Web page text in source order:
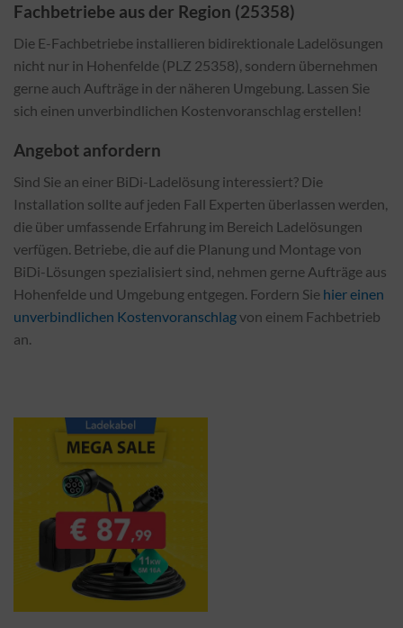
Fachbetriebe aus der Region (25358)
Die E-Fachbetriebe installieren bidirektionale Ladelösungen
nicht nur in Hohenfelde (PLZ 25358), sondern übernehmen
gerne auch Aufträge in der näheren Umgebung. Lassen Sie
sich einen unverbindlichen Kostenvoranschlag erstellen!
Angebot anfordern
Sind Sie an einer BiDi-Ladelösung interessiert? Die
Installation sollte auf jeden Fall Experten überlassen werden,
die über umfassende Erfahrung im Bereich Ladelösungen
verfügen. Betriebe, die auf die Planung und Montage von
BiDi-Lösungen spezialisiert sind, nehmen gerne Aufträge aus
Hohenfelde und Umgebung entgegen. Fordern Sie hier einen
unverbindlichen Kostenvoranschlagvon einem Fachbetrieb
an.